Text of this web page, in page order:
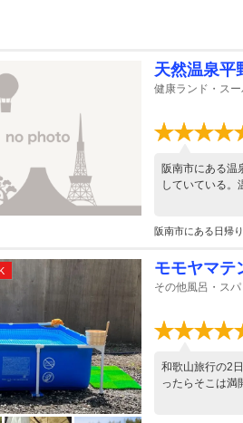
天然温泉
健康ランド・ス
阪南市にある温
していている。
阪南市にある日帰り
モモヤマテ
その他風呂・ス
和歌山旅行の2
ったらそこは満